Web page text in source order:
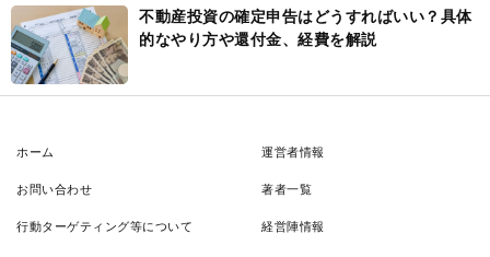
不動産投資の確定申告はどうすればいい？具体
的なやり方や還付金、経費を解説
ホーム 運営者情報
お問い合わせ 著者一覧
行動ターゲティング等について 経営陣情報